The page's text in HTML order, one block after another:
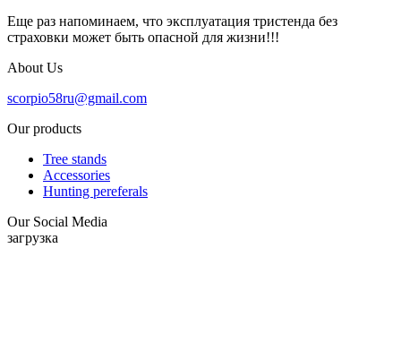
Еще раз напоминаем, что эксплуатация тристенда без
страховки может быть опасной для жизни!!!
About Us
scorpio58ru@gmail.com
Our products
Tree stands
Accessories
Hunting pereferals
Our Social Media
загрузка